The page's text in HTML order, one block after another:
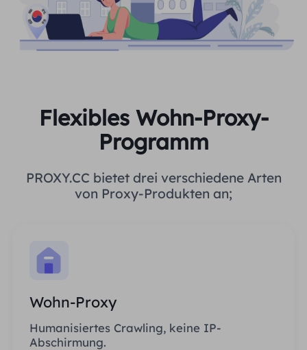
Flexibles Wohn-Proxy-
Programm
PROXY.CC bietet drei verschiedene Arten
von Proxy-Produkten an;
Wohn-Proxy
Humanisiertes Crawling, keine IP-
Abschirmung.